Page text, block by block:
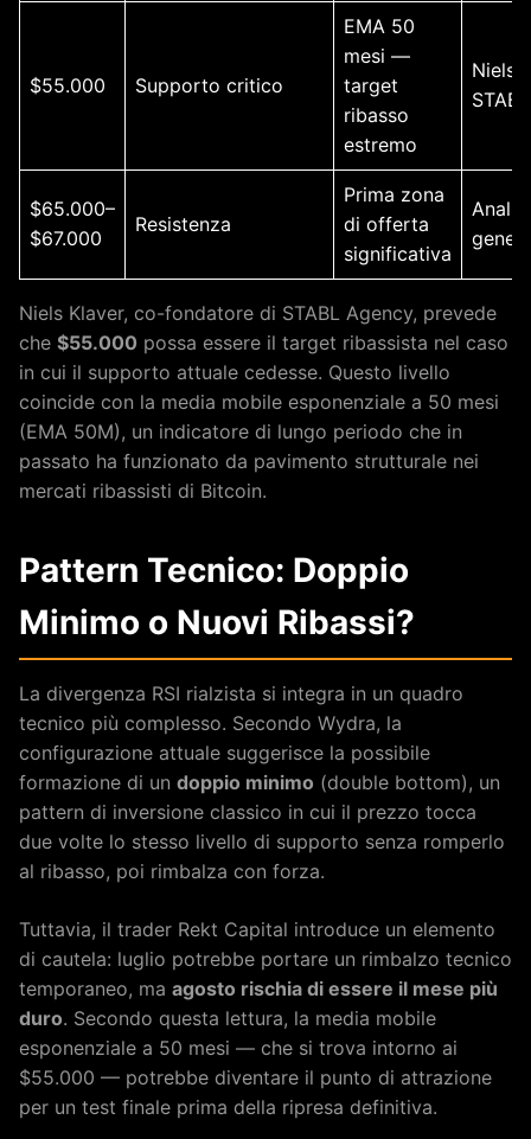
$55.000 Supporto critico
EMA 50
mesi —
target
ribasso
estremo
Niels
$65.000–
$67.000
Resistenza
Prima zona
di offerta
significativa
Niels Klaver, co-fondatore di STABL Agency, prevede
che $55.000 possa essere il target ribassista nel caso
in cui il supporto attuale cedesse. Questo livello
coincide con la media mobile esponenziale a 50 mesi
(EMA 50M), un indicatore di lungo periodo che in
passato ha funzionato da pavimento strutturale nei
mercati ribassisti di Bitcoin.
Pattern Tecnico: Doppio
Minimo o Nuovi Ribassi?
La divergenza RSI rialzista si integra in un quadro
tecnico più complesso. Secondo Wydra, la
configurazione attuale suggerisce la possibile
formazione di un doppio minimo (double bottom), un
pattern di inversione classico in cui il prezzo tocca
due volte lo stesso livello di supporto senza romperlo
al ribasso, poi rimbalza con forza.
Tuttavia, il trader Rekt Capital introduce un elemento
di cautela: luglio potrebbe portare un rimbalzo tecnico
temporaneo, ma agosto rischia di essere il mese più
duro. Secondo questa lettura, la media mobile
esponenziale a 50 mesi — che si trova intorno ai
$55.000 — potrebbe diventare il punto di attrazione
per un test finale prima della ripresa definitiva.